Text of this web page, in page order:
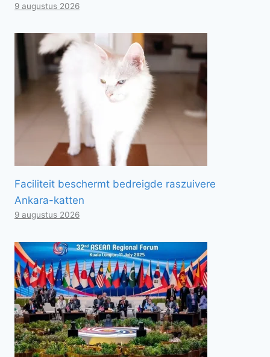
9 augustus 2026
Faciliteit beschermt bedreigde raszuivere
Ankara-katten
9 augustus 2026